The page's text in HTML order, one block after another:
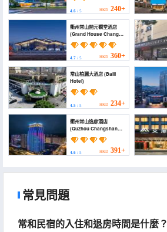
4.6 / 5 HKD 240+
衢州常山開元觀堂酒店
(Grand House Chang
Shan Qu Zhou)
4.7 / 5 HKD 360+
常山柏麗大酒店 (Baili
Hotel)
4.5 / 5 HKD 234+
衢州常山逸扉酒店
(Quzhou Changshan
UrCove by Hyatt Hotel)
4.6 / 5 HKD 391+
常見問題
常和民宿的入住和退房時間是什麼？